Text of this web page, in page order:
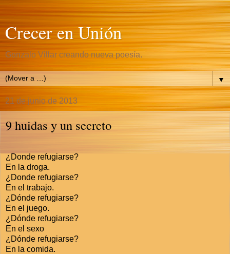
Crecer en Unión
Gonzalo Villar creando nueva poesía.
▼
21 de junio de 2013
9 huidas y un secreto
¿Donde refugiarse?
En la droga.
¿Donde refugiarse?
En el trabajo.
¿Dónde refugiarse?
En el juego.
¿Dónde refugiarse?
En el sexo
¿Dónde refugiarse?
En la comida.